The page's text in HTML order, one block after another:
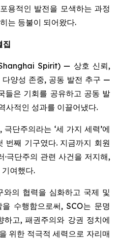
용적인 발전을 모색하는 과정
는 등불이 되어왔다.
집
Spirit) — 상호 신뢰,
양성 존중, 공동 발전 추구 —
들은 기회를 공유하고 공동 발
사적인 성과를 이끌어냈다.
단주의라는 ‘세 가지 세력’에
번째 기구였다. 지금까지 회원
극단주의 관련 사건을 저지해,
여했다.
의 협력을 심화하고 국제 및
수행함으로써, SCO는 문명
고, 패권주의와 강권 정치에
위한 적극적 세력으로 자리매